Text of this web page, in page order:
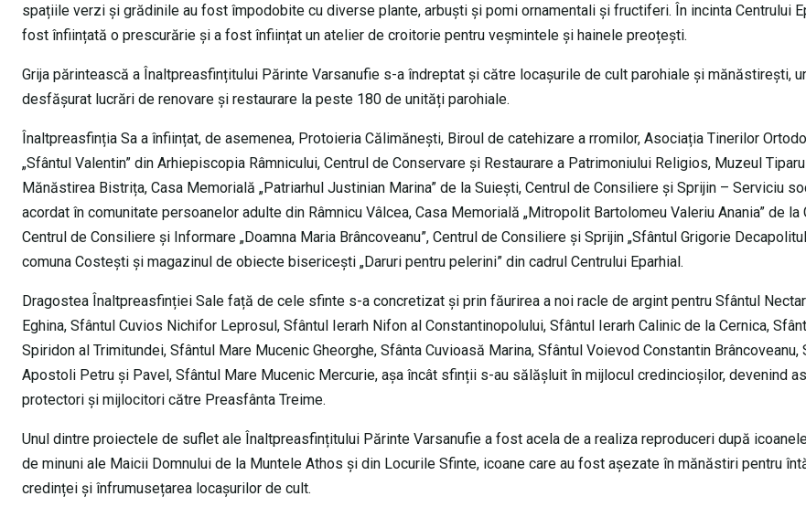
spațiile verzi și grădinile au fost împodobite cu diverse plante, arbuști și pomi ornamentali și fructiferi. În incinta Centrului
fost înființată o prescurărie și a fost înființat un atelier de croitorie pentru veșmintele și hainele preoțești.
Grija părintească a Înaltpreasfințitului Părinte Varsanufie s-a îndreptat și către locașurile de cult parohiale și mănăstirești,
desfășurat lucrări de renovare și restaurare la peste 180 de unități parohiale.
Înaltpreasfinția Sa a înființat, de asemenea, Protoieria Călimănești, Biroul de catehizare a rromilor, Asociația Tinerilor
„Sfântul Valentin” din Arhiepiscopia Râmnicului, Centrul de Conservare și Restaurare a Patrimoniului Religios, Muzeul
Mănăstirea Bistrița, Casa Memorială „Patriarhul Justinian Marina” de la Suiești, Centrul de Consiliere și Sprijin – Serviciu
acordat în comunitate persoanelor adulte din Râmnicu Vâlcea, Casa Memorială „Mitropolit Bartolomeu Valeriu Anania” de la
Centrul de Consiliere și Informare „Doamna Maria Brâncoveanu”, Centrul de Consiliere și Sprijin „Sfântul Grigorie
comuna Costești și magazinul de obiecte bisericești „Daruri pentru pelerini” din cadrul Centrului Eparhial.
Dragostea Înaltpreasfinției Sale față de cele sfinte s-a concretizat și prin făurirea a noi racle de argint pentru Sfântul
Eghina, Sfântul Cuvios Nichifor Leprosul, Sfântul Ierarh Nifon al Constantinopolului, Sfântul Ierarh Calinic de la Cernica,
Spiridon al Trimitundei, Sfântul Mare Mucenic Gheorghe, Sfânta Cuvioasă Marina, Sfântul Voievod Constantin Brâncoveanu,
Apostoli Petru și Pavel, Sfântul Mare Mucenic Mercurie, așa încât sfinții s-au sălășluit în mijlocul credincioșilor, devenind
protectori și mijlocitori către Preasfânta Treime.
Unul dintre proiectele de suflet ale Înaltpreasfințitului Părinte Varsanufie a fost acela de a realiza reproduceri după
de minuni ale Maicii Domnului de la Muntele Athos și din Locurile Sfinte, icoane care au fost așezate în mănăstiri pentru
credinței și înfrumusețarea locașurilor de cult.